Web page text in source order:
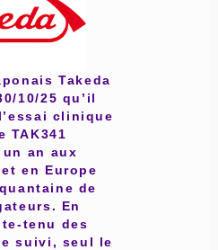
Takeda
10/25 qu’il
clinique
TAK341
an aux
en Europe
de
En
tenu des
suivi, seul le